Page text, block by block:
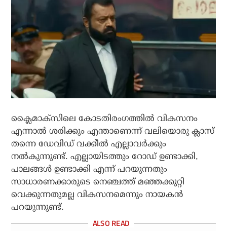
ക്ലൈമാക്‌സിലെ കോടതിരംഗത്തില്‍ വികസനം
എന്നാല്‍ ശരിക്കും എന്താണെന്ന് വലിയൊരു ക്ലാസ്
തന്നെ ഡേവിഡ് വക്കീല്‍ എല്ലാവര്‍ക്കും
നല്‍കുന്നുണ്ട്. എല്ലായിടത്തും റോഡ് ഉണ്ടാക്കി,
പാലങ്ങള്‍ ഉണ്ടാക്കി എന്ന് പറയുന്നതും
സാധാരണക്കാരുടെ നെഞ്ചത്ത് മഞ്ഞക്കുറ്റി
വെക്കുന്നതുമല്ല വികസനമെന്നും നായകന്‍
പറയുന്നുണ്ട്.